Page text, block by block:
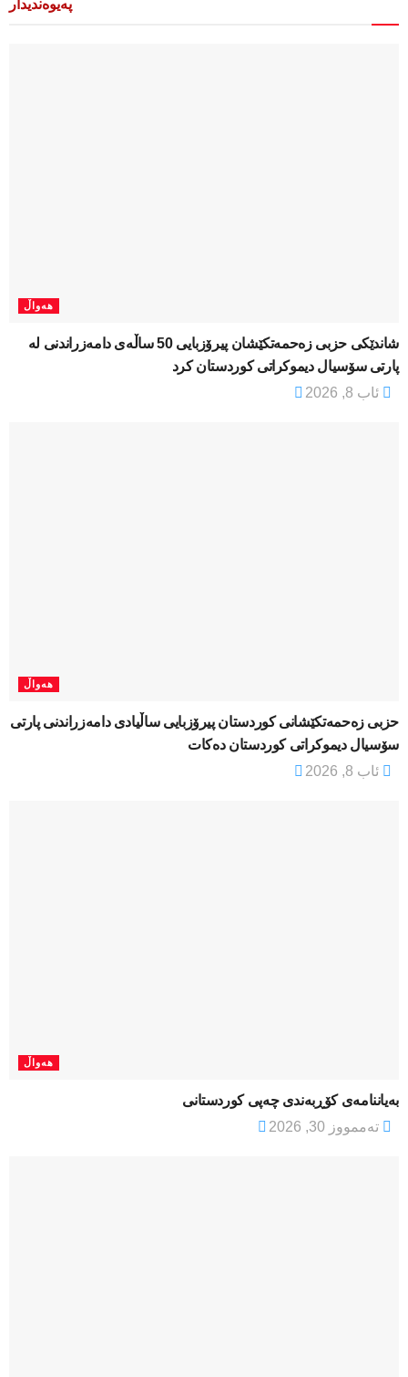
پەیوەندیدار
هەواڵ
شاندێکی حزبی زەحمەتکێشان پیرۆزبایی 50 ساڵەی دامەزراندنی لە
پارتی سۆسیال دیموکراتی کوردستان کرد
ئاب 8, 2026
هەواڵ
​حزبی زەحمەتکێشانی کوردستان پیرۆزبایی ساڵیادی دامەزراندنی پارتی
سۆسیال دیموکراتی کوردستان دەکات
ئاب 8, 2026
هەواڵ
بەیاننامەی کۆڕبەندی چەپی کوردستانی
تەممووز 30, 2026